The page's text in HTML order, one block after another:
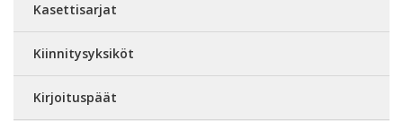
Kasettisarjat
Kiinnitysyksiköt
Kirjoituspäät